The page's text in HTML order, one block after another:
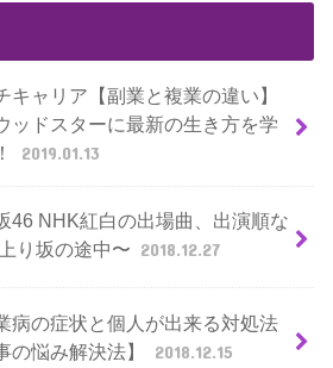
キャリア【副業と複業の違い】
ッドスターに最新の生き方を学
2019.01.13
46 NHK紅白の出場曲、出演順な
り坂の途中〜 2018.12.27
病の症状と個人が出来る対処法
の悩み解決法】
2018.12.15